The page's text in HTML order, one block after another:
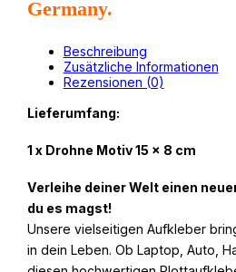
Germany.
Beschreibung
Zusätzliche Informationen
Rezensionen (0)
Lieferumfang:
1 x Drohne Motiv 15 x 8 cm
Verleihe deiner Welt einen
du es magst!
Unsere vielseitigen Aufkleber
in dein Leben. Ob Laptop, Auto,